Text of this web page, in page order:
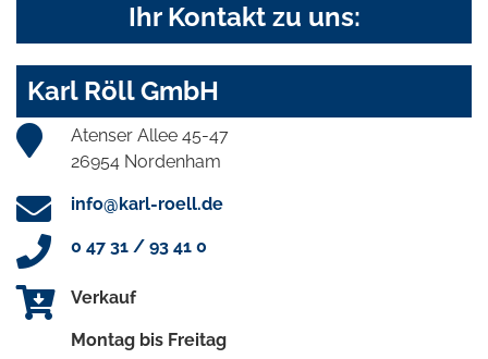
Ihr Kontakt zu uns:
Karl Röll GmbH
Atenser Allee 45-47
26954 Nordenham
info@karl-roell.de
0 47 31 / 93 41 0
Verkauf
Montag bis Freitag